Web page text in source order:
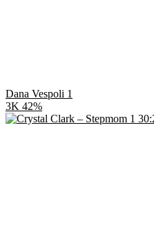
Dana Vespoli 1
3K 42%